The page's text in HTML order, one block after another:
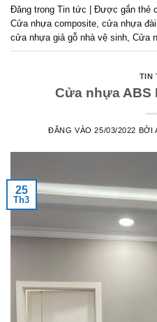
Đăng trong Tin tức Được gắn thẻ
Cửa nhựa composite, cửa nhựa
cửa nhựa giả gỗ nhà vệ sinh, Cửa
TIN
Cửa nhựa ABS
ĐĂNG VÀO25/03/2022 BỞI
25
Th3